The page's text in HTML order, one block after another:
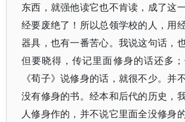
东西，就强他读它也不肯读，成了这
经要废绝了！所以总领学校的人，用
器具，也有一番苦心。我说这句话，
但要晓得，传记里面修身的话还多
《荀子》说修身的话，就很不少。并
没有修身的书。经本和后代的历史，
人修身作的，并不说它里面全没修身